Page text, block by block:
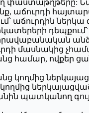
աճուրդի
աճուրդին ներկա
մասնակից
համար, ովքեր
կողմից
կողմից
պատկանող